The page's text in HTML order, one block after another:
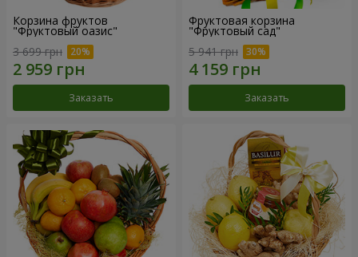
Корзина фруктов
"Фруктовый оазис"
3 699 грн
Заказать
Фруктовая корзина
"Фруктовый сад"
5 941 грн
Заказать